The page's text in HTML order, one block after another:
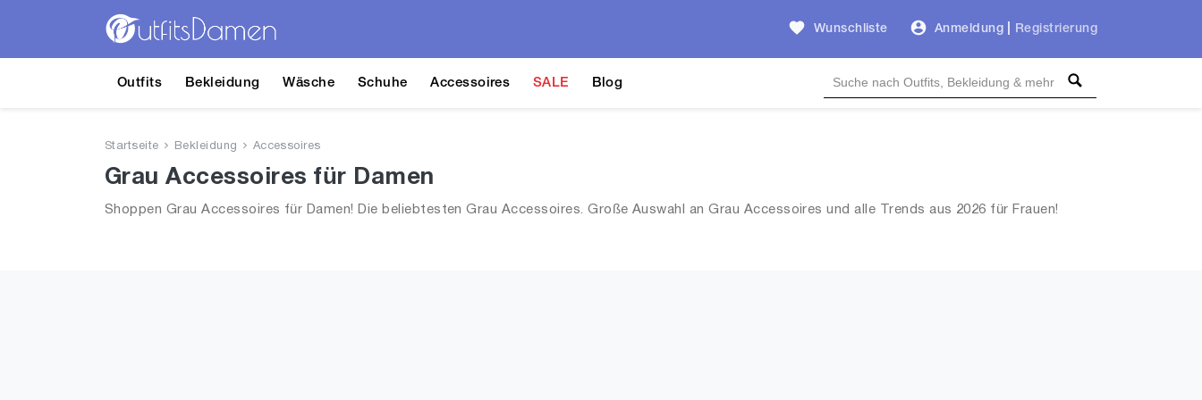
Wunschliste Anmeldung Registrierung
Outfits Bekleidung Wäsche Schuhe Accessoires SALE Blog
Startseite Bekleidung Accessoires
Grau Accessoires für Damen
Shoppen Grau Accessoires für Damen! Die beliebtesten Grau Accessoires. Große Auswahl an Grau Accessoires und alle Trends aus 2026 für Frauen!